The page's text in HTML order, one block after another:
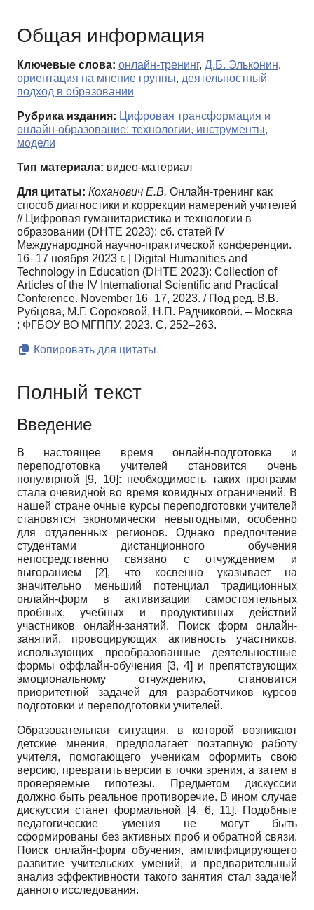
Общая информация
Ключевые слова: онлайн-тренинг, Д.Б. Эльконин,
ориентация на мнение группы, деятельностный
подход в образовании
Рубрика издания: Цифровая трансформация и
онлайн-образование: технологии, инструменты,
модели
Тип материала: видео-материал
Для цитаты: Коханович Е.В. Онлайн-тренинг как
способ диагностики и коррекции намерений учителей
// Цифровая гуманитаристика и технологии в
образовании (DHTE 2023): сб. статей IV
Международной научно-практической конференции.
16–17 ноября 2023 г. | Digital Humanities and
Technology in Education (DHTE 2023): Сollection of
Articles of the IV International Scientific and Practical
Conference. November 16–17, 2023. / Под ред. В.В.
Рубцова, М.Г. Сороковой, Н.П. Радчиковой. – Москва
: ФГБОУ ВО МГППУ, 2023. С. 252–263.
Копировать для цитаты
Полный текст
Введение
В настоящее время онлайн-подготовка и
переподготовка учителей становится очень
популярной [9, 10]: необходимость таких программ
стала очевидной во время ковидных ограничений. В
нашей стране очные курсы переподготовки учителей
становятся экономически невыгодными, особенно
для отдаленных регионов. Однако предпочтение
студентами дистанционного обучения
непосредственно связано с отчуждением и
выгоранием [2], что косвенно указывает на
значительно меньший потенциал традиционных
онлайн-форм в активизации самостоятельных
пробных, учебных и продуктивных действий
участников онлайн-занятий. Поиск форм онлайн-
занятий, провоцирующих активность участников,
использующих преобразованные деятельностные
формы оффлайн-обучения [3, 4] и препятствующих
эмоциональному отчуждению, становится
приоритетной задачей для разработчиков курсов
подготовки и переподготовки учителей.
Образовательная ситуация, в которой возникают
детские мнения, предполагает поэтапную работу
учителя, помогающего ученикам оформить свою
версию, превратить версии в точки зрения, а затем в
проверяемые гипотезы. Предметом дискуссии
должно быть реальное противоречие. В ином случае
дискуссия станет формальной [4, 6, 11]. Подобные
педагогические умения не могут быть
сформированы без активных проб и обратной связи.
Поиск онлайн-форм обучения, амплифицирующего
развитие учительских умений, и предварительный
анализ эффективности такого занятия стал задачей
данного исследования.